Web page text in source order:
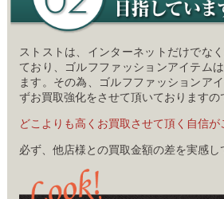
ストストは、インターネットだけでな
ており、ゴルフファッションアイテム
ます。その為、ゴルフファッションア
ずお買取強化をさせて頂いておりますの
どこよりも高くお買取させて頂く自信が
必ず、他店様との買取金額の差を実感し